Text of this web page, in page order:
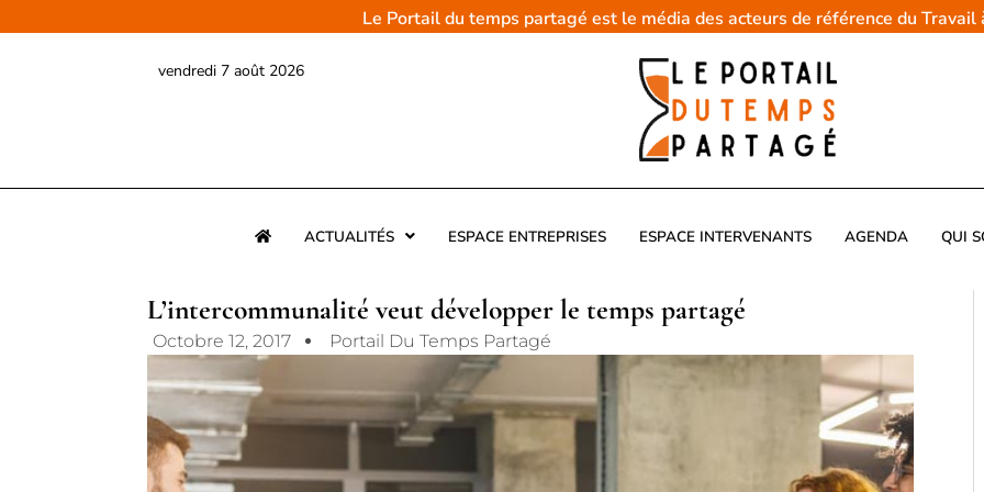
au
Le Portail du temps partagé est le média des acteurs de référence du
vendredi 7 août 2026
ACTUALITÉS ESPACE ENTREPRISES ESPACE INTERVENANTS AGENDA QUI
L’intercommunalité veut développer le temps partagé
Octobre 12, 2017 Portail Du Temps Partagé